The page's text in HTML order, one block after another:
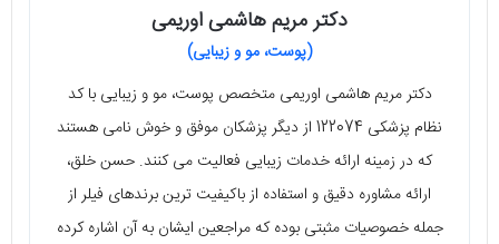
دکتر مریم هاشمی اوریمی
(پوست، مو و زیبایی)
دکتر مریم هاشمی اوریمی متخصص پوست، مو و زیبایی با کد
نظام پزشکی 122074 از دیگر پزشکان موفق و خوش نامی هستند
که در زمینه ارائه خدمات زیبایی فعالیت می کنند. حسن خلق،
ارائه مشاوره دقیق و استفاده از باکیفیت ترین برندهای فیلر از
جمله خصوصیات مثبتی بوده که مراجعین ایشان به آن اشاره کرده